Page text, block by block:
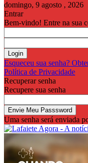
domingo, 9 agosto , 2026
Entrar
Bem-vindo! Entre na sua
Esqueceu sua senha?
Política de Privacidade
Recuperar senha
Recupere sua senha
Uma senha será enviada